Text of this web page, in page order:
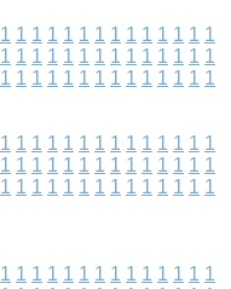
1 1 1 1 1 1 1 1 1 1 1 1 1 1
1 1 1 1 1 1 1 1 1 1 1 1 1 1
1 1 1 1 1 1 1 1 1 1 1 1 1 1
1 1 1 1 1 1 1 1 1 1 1 1 1 1
1 1 1 1 1 1 1 1 1 1 1 1 1 1
1 1 1 1 1 1 1 1 1 1 1 1 1 1
1 1 1 1 1 1 1 1 1 1 1 1 1 1